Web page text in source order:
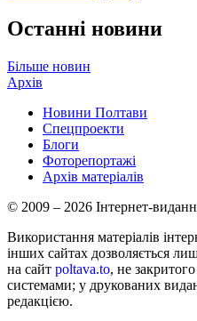
Останні новини
Більше новин
Архів
Новини Полтави
Спецпроекти
Блоги
Фоторепортажі
Архів матеріалів
© 2009 – 2026 Інтернет-
Використання матеріалів
інших сайтах дозволяється
на сайт poltava.to, не
системами; у друкованих
редакцією.